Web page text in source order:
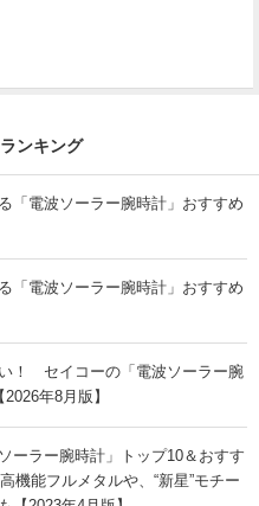
ンキング
「電波ソーラー腕時計」おすすめ
「電波ソーラー腕時計」おすすめ
！ セイコーの「電波ソーラー腕
年8月版】
ーラー腕時計」トップ10＆おすす
能フルメタルや、“新星”モチー